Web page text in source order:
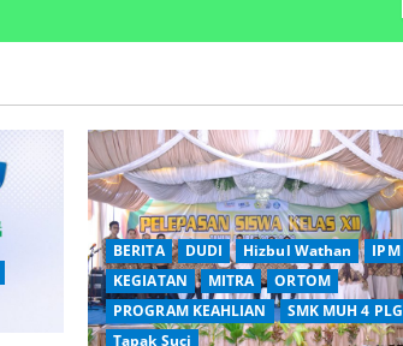
BERITA DUDI Hizbul Wathan
IPM
KEGIATAN
MITRA
ORTOM
PROGRAM KEAHLIAN
SMK MUH 4 PLG
Tapak Suci